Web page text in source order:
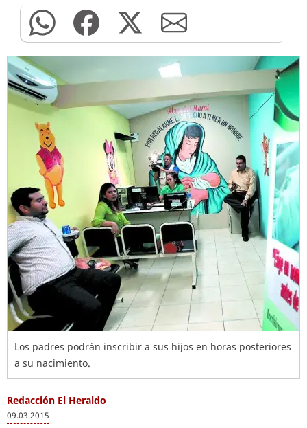
Los padres podrán inscribir a sus hijos en horas posteriores
a su nacimiento.
Redacción El Heraldo
09.03.2015